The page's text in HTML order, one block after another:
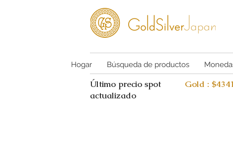
Hogar Búsqueda de productos
Último precio spot
actualizado
Gold :